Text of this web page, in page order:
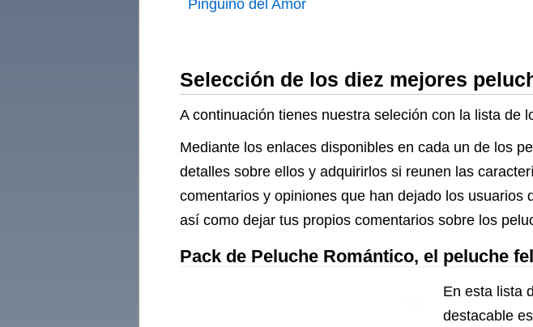
Pingüino del Amor
Selección de los diez mejores
A continuación tienes nuestra seleción con la lista de
Mediante los enlaces disponibles en cada un de los
detalles sobre ellos y adquirirlos si reunen las
comentarios y opiniones que han dejado los
así como dejar tus propios comentarios sobre los
Pack de Peluche Romántico, el peluche
En esta lista
destacable